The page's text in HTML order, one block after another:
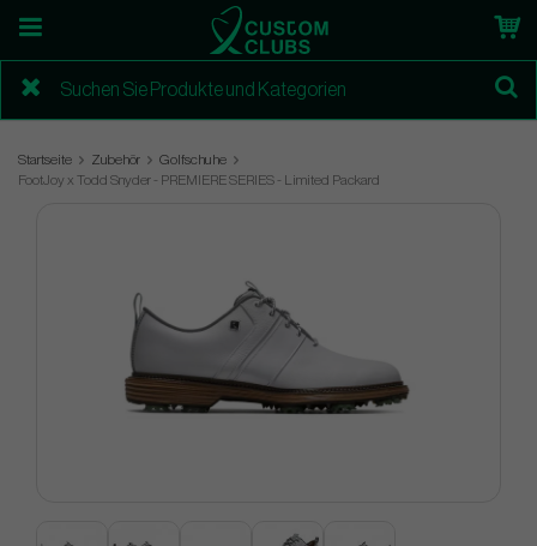
Startseite Zubehör
Golfschuhe
FootJoy x Todd Snyder - PREMIERE SERIES - Limited Packard